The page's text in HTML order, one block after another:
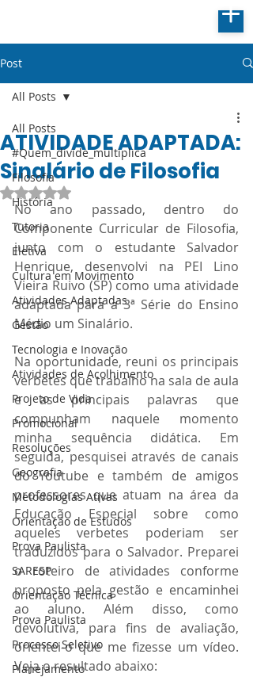
Post
All Posts
#Quem_divide_multiplica
Filosofia
História
Tutoria
Eletiva
Cultura em Movimento
Atividades Adaptadas
Gestão
Tecnologia e Inovação
Atividades de Acolhimento
Projeto de Vida
Promocional
Resoluções
Geografia
Metodologias Ativas
Orientação de Estudos
Prova Paulista
SARESP
Orientação Técnica
Prova Paulista
Processo Seletivo
Planejamento
All Posts
ATIVIDADE ADAPTADA:
Sinalário de Filosofia
Avaliado com NaN de 5 estrelas.
No ano passado, dentro do
Componente Curricular de Filosofia,
junto com o estudante Salvador
Henrique, desenvolvi na PEI Lino
Vieira Ruivo (SP) como uma atividade
adaptada para a 3ª Série do Ensino
Médio um Sinalário.
Na oportunidade, reuni os principais
verbetes que trabalho na sala de aula
e as principais palavras que
compunham naquele momento
minha sequência didática. Em
seguida, pesquisei através de canais
do Youtube e também de amigos
professores que atuam na área da
Educação Especial sobre como
aqueles verbetes poderiam ser
traduzidos para o Salvador. Preparei
o roteiro de atividades conforme
proposto pela gestão e encaminhei
ao aluno. Além disso, como
devolutiva, para fins de avaliação,
orientei-o que me fizesse um vídeo.
Veja o resultado abaixo: